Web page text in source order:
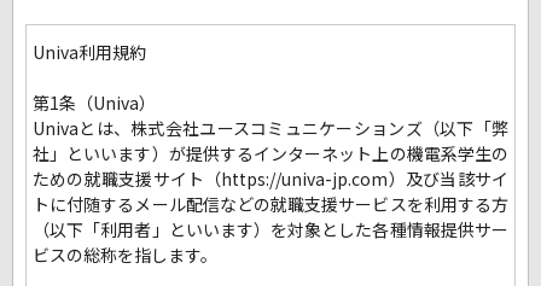
Univa利用規約
第1条（Univa）
Univaとは、株式会社ユースコミュニケーションズ（以下「弊
社」といいます）が提供するインターネット上の機電系学生の
ための就職支援サイト（https://univa-jp.com）及び当該サイ
トに付随するメール配信などの就職支援サービスを利用する方
（以下「利用者」といいます）を対象とした各種情報提供サー
ビスの総称を指します。